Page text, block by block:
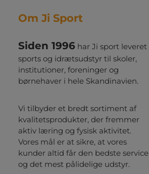
Om Ji Sport
Siden 1996 har Ji sport leveret
sports og idrætsudstyr til skoler,
institutioner, foreninger og
børnehaver i hele Skandinavien.
Vi tilbyder et bredt sortiment af
kvalitetsprodukter, der fremmer
aktiv læring og fysisk aktivitet.
Vores mål er at sikre, at vores
kunder altid får den bedste service
og det mest pålidelige udstyr.